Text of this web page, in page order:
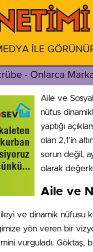
Aile ve
nüfus
yaptığı
olan 2,1’in
sorun değil,
olarak
Aile ve
ve dinamik nüfusu
yön veren bir
vurguladı.